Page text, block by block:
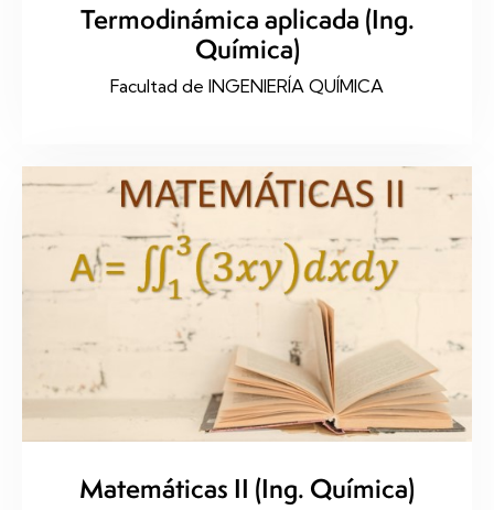
Termodinámica aplicada (Ing.
Química)
Facultad de INGENIERÍA QUÍMICA
Matemáticas II (Ing. Química)